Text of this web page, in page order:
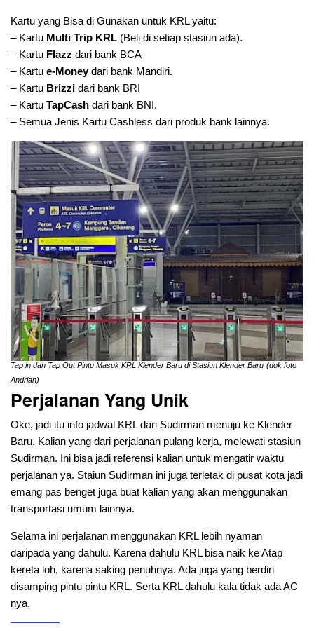
Kartu yang Bisa di Gunakan untuk KRL yaitu:
– Kartu Multi Trip KRL (Beli di setiap stasiun ada).
– Kartu Flazz dari bank BCA
– Kartu e-Moneydari bank Mandiri.
– Kartu Brizzi dari bank BRI
– Kartu TapCash dari bank BNI.
– Semua Jenis Kartu Cashless dari produk bank lainnya.
Tap in dan Tap Out Pintu Masuk KRL Klender Baru di Stasiun Klender Baru (dok foto
Andrian)
Perjalanan Yang Unik
Oke, jadi itu info jadwal KRL dari Sudirman menuju ke Klender
Baru. Kalian yang dari perjalanan pulang kerja, melewati stasiun
Sudirman. Ini bisa jadi referensi kalian untuk mengatir waktu
perjalanan ya. Staiun Sudirman ini juga terletak di pusat kota jadi
emang pas benget juga buat kalian yang akan menggunakan
transportasi umum lainnya.
Selama ini perjalanan menggunakan KRL lebih nyaman
daripada yang dahulu. Karena dahulu KRL bisa naik ke Atap
kereta loh, karena saking penuhnya. Ada juga yang berdiri
disamping pintu pintu KRL. Serta KRL dahulu kala tidak ada AC
nya.